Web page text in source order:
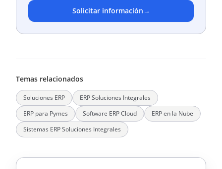
Solicitar información→
Temas relacionados
Soluciones ERP
ERP Soluciones Integrales
ERP para Pymes
Software ERP Cloud
ERP en la Nube
Sistemas ERP Soluciones Integrales